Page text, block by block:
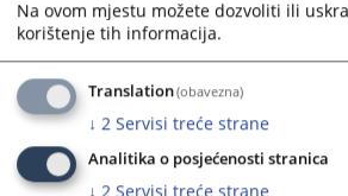
calendar
and
select
a
date.
Press
the
question
to
interact
with
the
calendar
select
a
Sortiraj po
Odaberi...
Napredne stavke
Pretraži
Na ovom mjestu možete dozvoliti ili
korištenje tih informacija.
Translation(obavezna)
↓ 2 Servisi treće strane
Analitika o posjećenosti stranica
↓ 2 Servisi treće strane